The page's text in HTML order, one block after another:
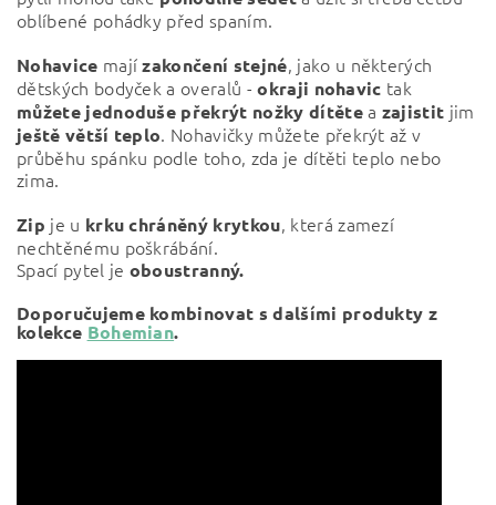
oblíbené pohádky před spaním.
Nohavice majízakončení stejné, jako u některých
dětských bodyček a overalů - okraji nohavic tak
můžete jednoduše překrýt nožky dítětea zajistit jim
ještě větší teplo. Nohavičky můžete překrýt až v
průběhu spánku podle toho, zda je dítěti teplo nebo
zima.
Zip je u krku chráněný krytkou, která zamezí
nechtěnému poškrábání.
Spací pytel je oboustranný.
Doporučujeme kombinovat s dalšími produkty z
kolekce Bohemian.